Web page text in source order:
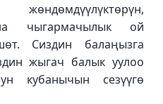
чыгармачылык ой
Сиздин балаңызга
жыгач балык уулоо
кубанычын сезүүгө